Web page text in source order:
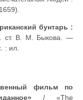
бунтарь :
ст. В. М. Быкова. —
: ил.
фильм по
/ «The